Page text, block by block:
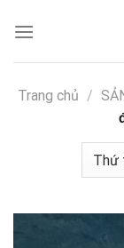
đến
Trang chủ /